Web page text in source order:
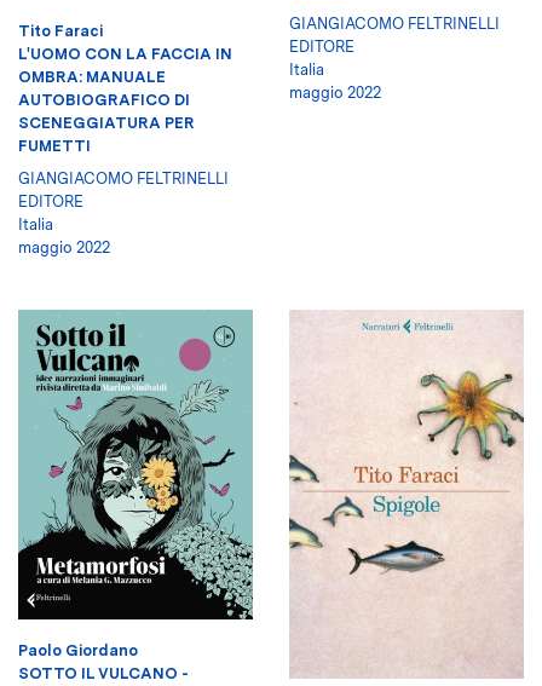
Tito Faraci
L'UOMO CON LA FACCIA IN
OMBRA: MANUALE
AUTOBIOGRAFICO DI
SCENEGGIATURA PER
FUMETTI
GIANGIACOMO FELTRINELLI
EDITORE
Italia
maggio 2022
GIANGIACOMO FELTRINELLI
EDITORE
Italia
maggio 2022
Paolo Giordano
SOTTO IL VULCANO -